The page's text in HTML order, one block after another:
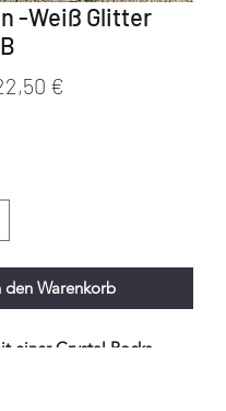
-Weiß Glitter
€
den Warenkorb
einer Crystal Rocks